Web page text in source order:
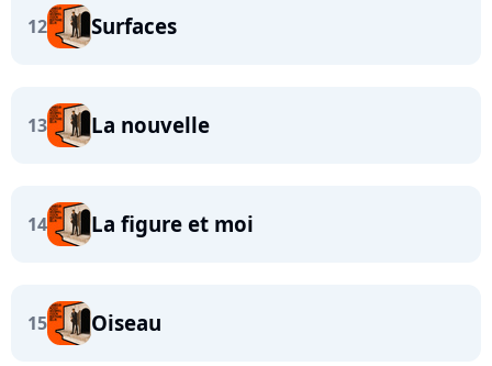
12 Surfaces
13 La nouvelle
14 La figure et moi
15 Oiseau